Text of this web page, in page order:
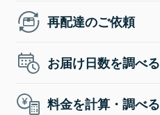
再配達のご依頼
お届け日数を調べる
料金を計算・調べる